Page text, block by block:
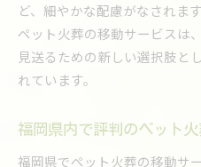
集合住宅でペット
ペット火葬の移動
移動火葬車の安全性と
ペット火葬の移動
ど、細やかな配慮がなされます
ペット火葬の移動サービスは
見送るための新しい選択肢と
れています。
福岡県内で評判のペット
福岡県でペット火葬の移動サ